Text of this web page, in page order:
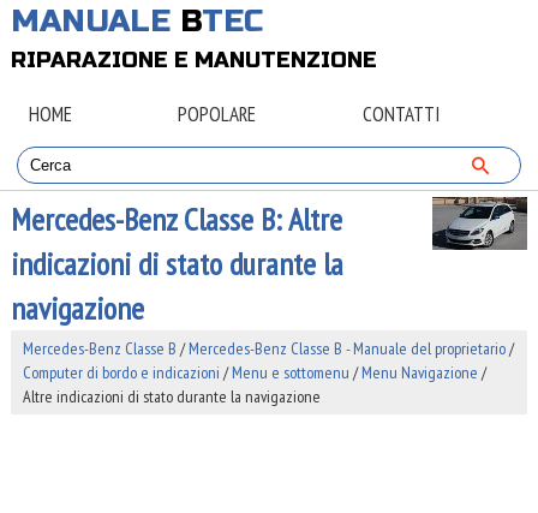
MANUALE BTEC
RIPARAZIONE E MANUTENZIONE
HOME POPOLARE CONTATTI
Mercedes-Benz Classe B: Altre
indicazioni di stato durante la
navigazione
Mercedes-Benz Classe B /Mercedes-Benz Classe B - Manuale del proprietario/
Computer di bordo e indicazioni /Menu e sottomenu /Menu Navigazione /
Altre indicazioni di stato durante la navigazione